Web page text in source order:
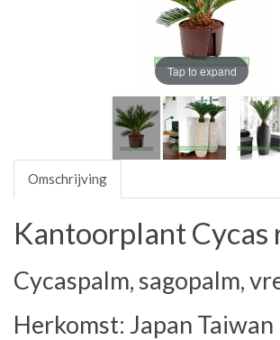
Tap to expand
Omschrijving
Kantoorplant Cycas
Cycaspalm, sagopalm,
Herkomst: Japan Taiwan